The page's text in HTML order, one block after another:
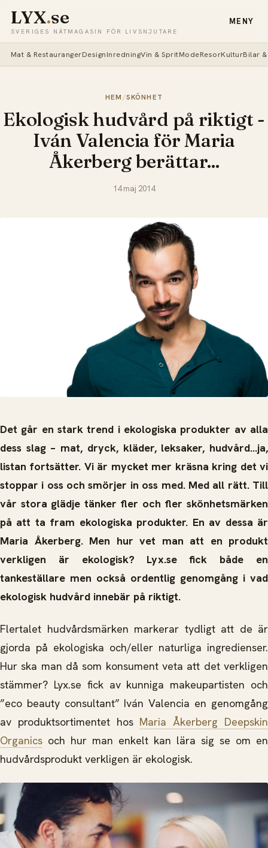
LYX.se
SVERIGES NÄTMAGASIN FÖR LIVSNJUTARE
MENY
Mat & RestaurangerDesignInredningVin & SpritModeResorKulturBilar
HEM /SKÖNHET
Ekologisk hudvård på riktigt -
Iván Valencia för Maria
Åkerberg berättar...
14 maj 2014
Det går en stark trend i ekologiska produkter av alla
dess slag – mat, dryck, kläder, leksaker, hudvård...ja,
listan fortsätter. Vi är mycket mer kräsna kring det vi
stoppar i oss och smörjer in oss med. Med all rätt. Till
vår stora glädje tänker fler och fler skönhetsmärken
på att ta fram ekologiska produkter. En av dessa är
Maria Åkerberg. Men hur vet man att en produkt
verkligen är ekologisk? Lyx.se fick både en
tankeställare men också ordentlig genomgång i vad
ekologisk hudvård innebär på riktigt.
Flertalet hudvårdsmärken markerar tydligt att de är
gjorda på ekologiska och/eller naturliga ingredienser.
Hur ska man då som konsument veta att det verkligen
stämmer? Lyx.se fick av kunniga makeupartisten och
”eco beauty consultant” Iván Valencia en genomgång
av produktsortimentet hos Maria Åkerberg Deepskin
Organics och hur man enkelt kan lära sig se om en
hudvårdsprodukt verkligen är ekologisk.